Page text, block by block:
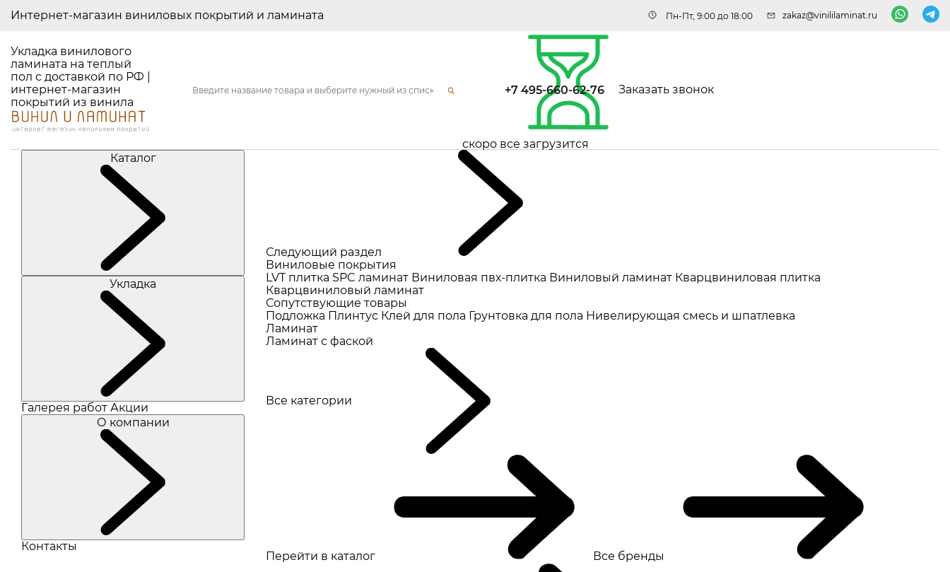
Интернет-магазин виниловых покрытий и ламината Пн-Пт, 9:00 до 18:00 zakaz@vinililaminat.ru
Укладка винилового
ламината на теплый
пол с доставкой по РФ |
интернет-магазин
покрытий из винила
скоро все загрузится
+7 495-660-62-76 Заказать звонок
Каталог
Укладка
Галерея работ Акции
О компании
Контакты
Следующий раздел
Виниловые покрытия
LVT плитка SPC ламинат Виниловая пвх-плитка Виниловый ламинат Кварцвиниловая плитка
Кварцвиниловый ламинат
Сопутствующие товары
Подложка Плинтус Клей для пола Грунтовка для пола Нивелирующая смесь и шпатлевка
Ламинат
Ламинат с фаской
Все катeгории
Перейти в каталог Все бренды